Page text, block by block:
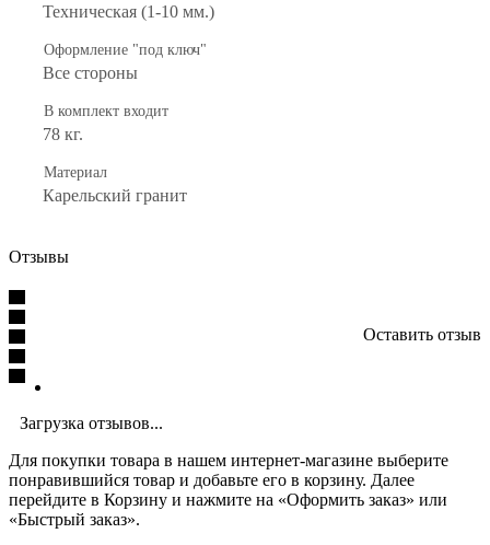
Техническая (1-10 мм.)
Оформление "под ключ"
Все стороны
В комплект входит
78 кг.
Материал
Карельский гранит
Отзывы
Оставить отзыв
Загрузка отзывов...
Для покупки товара в нашем интернет-магазине выберите
понравившийся товар и добавьте его в корзину. Далее
перейдите в Корзину и нажмите на «Оформить заказ» или
«Быстрый заказ».